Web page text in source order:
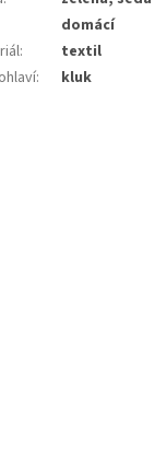
domácí
:
textil
: kluk